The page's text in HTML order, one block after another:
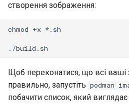
створення зображення:
chmod +x *.sh
Щоб переконатися, що всі
правильно, запустіть podman
побачити список, який виглядає